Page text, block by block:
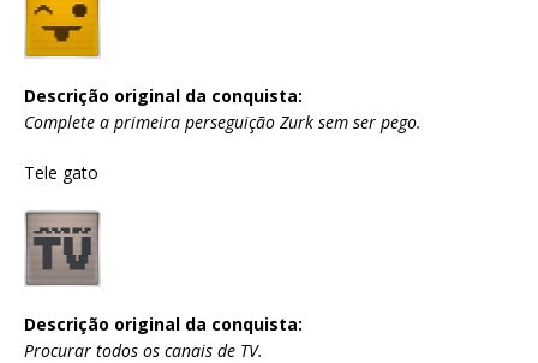
Descrição original da conquista:
Complete a primeira perseguição Zurk sem ser pego.
Tele gato
Descrição original da conquista:
Procurar todos os canais de TV.